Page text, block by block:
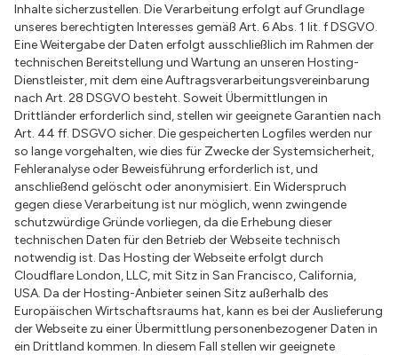
Inhalte sicherzustellen. Die Verarbeitung erfolgt auf Grundlage
unseres berechtigten Interesses gemäß Art. 6 Abs. 1 lit. f DSGVO.
Eine Weitergabe der Daten erfolgt ausschließlich im Rahmen der
technischen Bereitstellung und Wartung an unseren Hosting-
Dienstleister, mit dem eine Auftragsverarbeitungsvereinbarung
nach Art. 28 DSGVO besteht. Soweit Übermittlungen in
Drittländer erforderlich sind, stellen wir geeignete Garantien nach
Art. 44 ff. DSGVO sicher. Die gespeicherten Logfiles werden nur
so lange vorgehalten, wie dies für Zwecke der Systemsicherheit,
Fehleranalyse oder Beweisführung erforderlich ist, und
anschließend gelöscht oder anonymisiert. Ein Widerspruch
gegen diese Verarbeitung ist nur möglich, wenn zwingende
schutzwürdige Gründe vorliegen, da die Erhebung dieser
technischen Daten für den Betrieb der Webseite technisch
notwendig ist. Das Hosting der Webseite erfolgt durch
Cloudflare London, LLC, mit Sitz in San Francisco, California,
USA. Da der Hosting-Anbieter seinen Sitz außerhalb des
Europäischen Wirtschaftsraums hat, kann es bei der Auslieferung
der Webseite zu einer Übermittlung personenbezogener Daten in
ein Drittland kommen. In diesem Fall stellen wir geeignete